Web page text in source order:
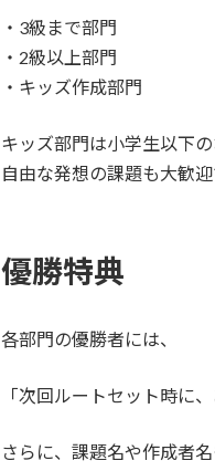
・3級まで部門
・2級以上部門
・キッズ作成部門
キッズ部門は小学生以下
自由な発想の課題も大歓迎
優勝特典
各部門の優勝者には、
「次回ルートセット時に
さらに、課題名や作成者名